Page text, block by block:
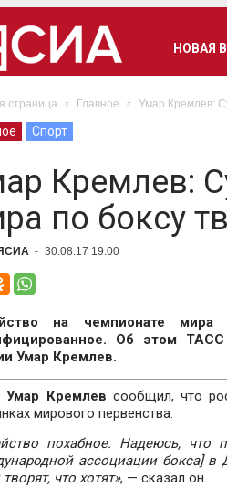
НОВАЯ
страница Главное Умар Кремлев:
Спорт
Кремлев:
по боксу
- 30.08.17 19:00
на чемпионате
Об этом
Умар Кремлев.
Умар Кремлев сообщил, что
мирового первенства.
похабное. Надеюсь, что
ассоциации бокса] в
что хотят», — сказал он.